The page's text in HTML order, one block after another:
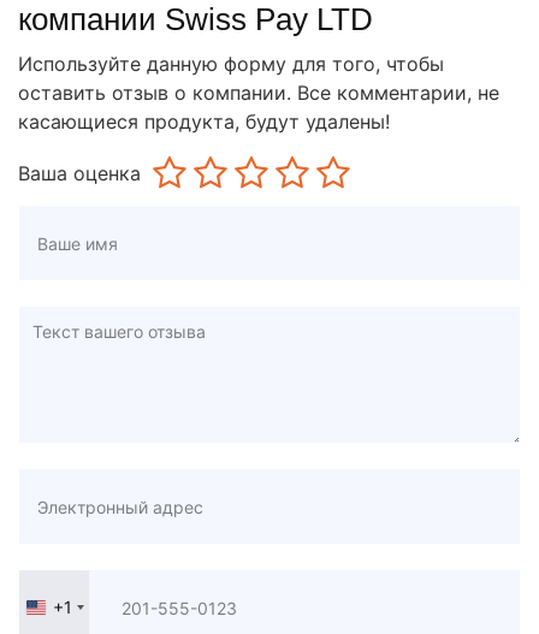
компании Swiss Pay LTD
Используйте данную форму для того, чтобы
оставить отзыв о компании. Все комментарии, не
касающиеся продукта, будут удалены!
Ваша оценка
United
+1